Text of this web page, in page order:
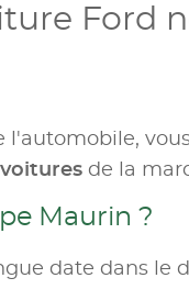
Ford
l'automobile,
voitures de la
Maurin ?
date dans